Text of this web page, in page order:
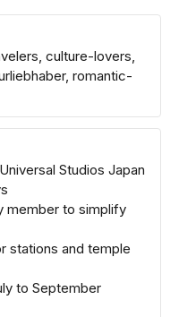
culture-lovers,
romantic-
Studios Japan
member to simplify
stations and temple
to September